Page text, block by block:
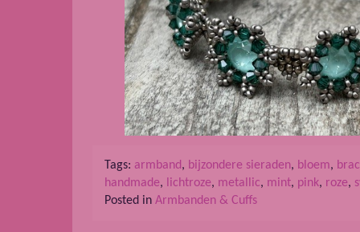
Tags: armband, bijzondere sieraden, bloem,
handmade, lichtroze, metallic, mint, pink, roze,
Posted in Armbanden & Cuffs